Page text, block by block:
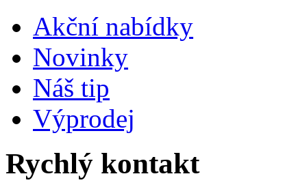
Akční nabídky
Novinky
Náš tip
Výprodej
Rychlý kontakt